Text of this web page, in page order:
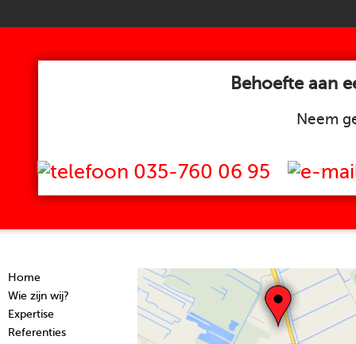
Behoefte aan
Neem
035-760 06 95
Home
Wie zijn wij?
Expertise
Referenties